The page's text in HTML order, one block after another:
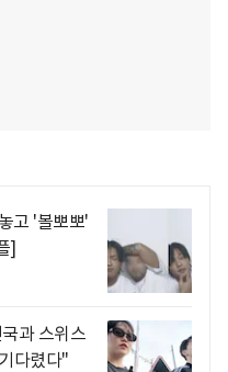
고 '볼뽀뽀'
]
과 스위스
다렸다"